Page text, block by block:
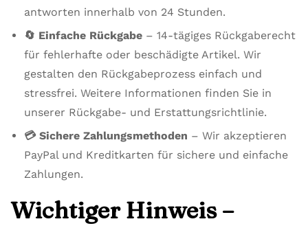
antworten innerhalb von 24 Stunden.
🔄 Einfache Rückgabe – 14-tägiges Rückgaberecht
für fehlerhafte oder beschädigte Artikel. Wir
gestalten den Rückgabeprozess einfach und
stressfrei. Weitere Informationen finden Sie in
unserer Rückgabe- und Erstattungsrichtlinie.
💳 Sichere Zahlungsmethoden – Wir akzeptieren
PayPal und Kreditkarten für sichere und einfache
Zahlungen.
Wichtiger Hinweis –